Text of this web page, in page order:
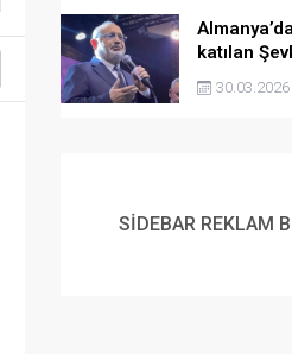
katılan
evlilik
30.03.2026
SİDEBAR REKLAM